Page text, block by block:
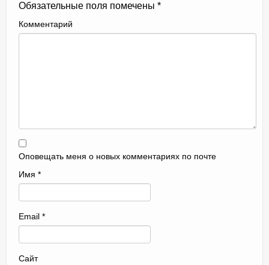
Обязательные поля помечены *
Комментарий
Оповещать меня о новых комментариях по почте
Имя *
Email *
Сайт